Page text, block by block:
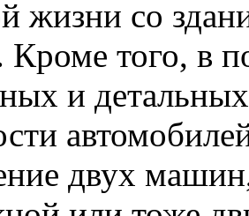
жизни со
Кроме того, в
и
двух